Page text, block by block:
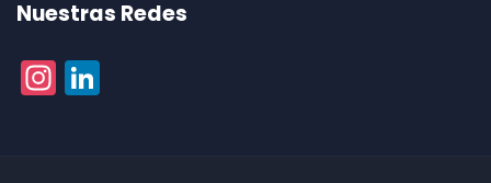
Nuestras Redes
Instagram